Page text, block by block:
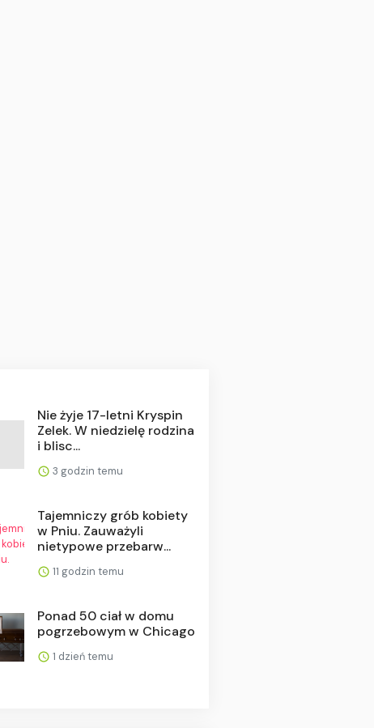
Nie żyje 17-letni Kryspin
Zelek. W niedzielę rodzina
i blisc...
3 godzin temu
Tajemniczy grób kobiety
w Pniu. Zauważyli
nietypowe przebarw...
11 godzin temu
Ponad 50 ciał w domu
pogrzebowym w Chicago
1 dzień temu